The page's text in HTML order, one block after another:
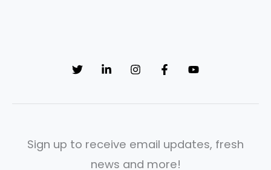
Sign up to receive email updates, fresh
news and more!